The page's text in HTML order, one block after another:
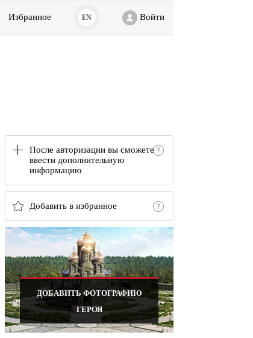
Избранное EN Войти
После авторизации вы сможете
ввести дополнительную
информацию
Добавить в избранное
ДОБАВИТЬ ФОТОГРАФИЮ
ГЕРОЯ